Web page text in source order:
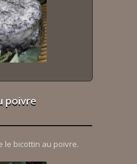
poivre
le bicottin au poivre.